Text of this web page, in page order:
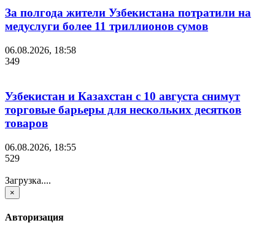
За полгода жители Узбекистана потратили на
медуслуги более 11 триллионов сумов
06.08.2026, 18:58
349
Узбекистан и Казахстан с 10 августа снимут
торговые барьеры для нескольких десятков
товаров
06.08.2026, 18:55
529
Загрузка....
×
Авторизация